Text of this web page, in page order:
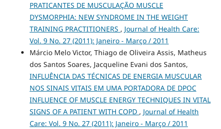
PRATICANTES DE MUSCULAÇÃO MUSCLE
DYSMORPHIA: NEW SYNDROME IN THE WEIGHT
TRAINING PRACTITIONERS , Journal of Health Care:
Vol. 9 No. 27 (2011): Janeiro - Março / 2011
Márcio Melo Victor, Thiago de Oliveira Assis, Matheus
dos Santos Soares, Jacqueline Evani dos Santos,
INFLUÊNCIA DAS TÉCNICAS DE ENERGIA MUSCULAR
NOS SINAIS VITAIS EM UMA PORTADORA DE DPOC
INFLUENCE OF MUSCLE ENERGY TECHNIQUES IN VITAL
SIGNS OF A PATIENT WITH COPD , Journal of Health
Care: Vol. 9 No. 27 (2011): Janeiro - Março / 2011